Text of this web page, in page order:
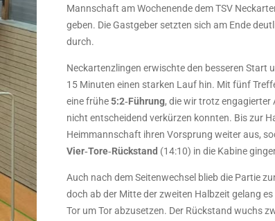
Mannschaft am Wochenende dem TSV
geben. Die Gastgeber setzten sich am Ende
durch.
Neckartenzlingen erwischte den besseren Start
15 Minuten einen starken Lauf hin. Mit fünf
eine frühe5:2‑Führung, die wir trotz
nicht entscheidend verkürzen konnten. Bis zur
Heimmannschaft ihren Vorsprung weiter aus,
Vier‑Tore‑Rückstand (14:10) in die Kabine
Auch nach dem Seitenwechsel blieb die Partie
doch ab der Mitte der zweiten Halbzeit gelang
Tor um Tor abzusetzen. Der Rückstand wuchs